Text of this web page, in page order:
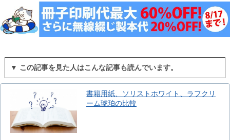
▼ この記事を見た人はこんな記事も読んでいます。
書籍用紙、ソリストホワイト、ラフクリ
ーム琥珀の比較